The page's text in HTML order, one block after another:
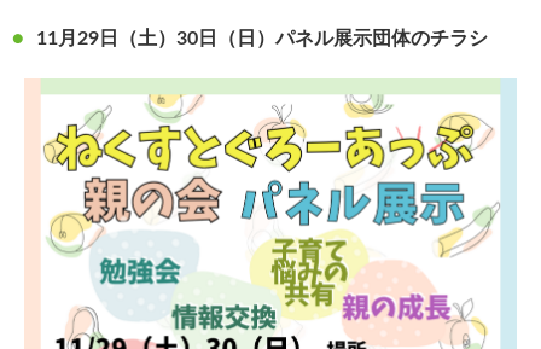
11月29日（土）30日（日）パネル展示団体のチラシ